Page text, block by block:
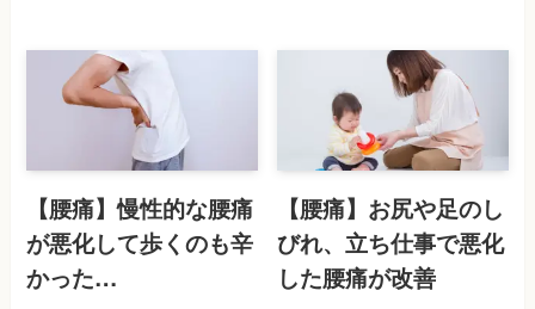
【腰痛】慢性的な腰痛
が悪化して歩くのも辛
かった…
【腰痛】お尻や足のし
びれ、立ち仕事で悪化
した腰痛が改善